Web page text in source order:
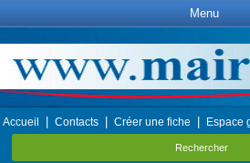
Menu
Accueil Contacts Créer une fiche Espace
Rechercher